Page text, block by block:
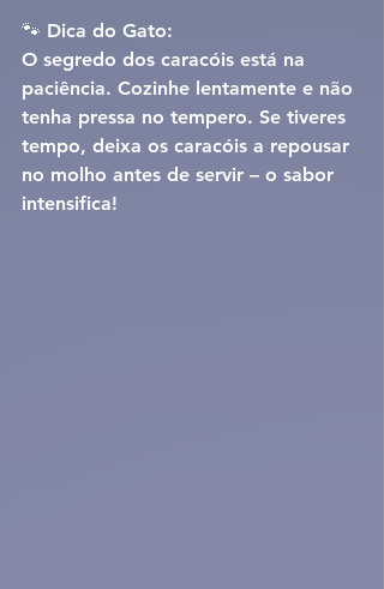
🐾 Dica do Gato:
O segredo dos caracóis está na
paciência. Cozinhe lentamente e não
tenha pressa no tempero. Se tiveres
tempo, deixa os caracóis a repousar
no molho antes de servir – o sabor
intensifica!